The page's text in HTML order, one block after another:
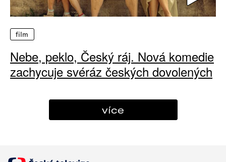
film
Nebe, peklo, Český ráj. Nová komedie
zachycuje svéráz českých dovolených
více